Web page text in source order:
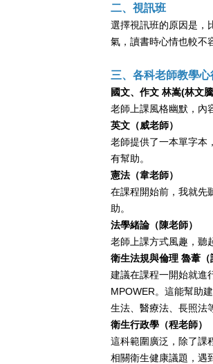
二、視訊班
選擇視訊班的原因是，
氣，讀書時心情也較不
三、各科老師教學心
國文、作文 林嵩(林文
老師上課風格幽默，內
英文（威老師）
老師提供了一本單字本
有幫助。
憲法（韋老師）
在課程開始前，我就先
助。
法學緒論（陳老師）
老師上課方式風趣，聽
衛生法規與倫理 魯葦（
建議在課程一開始就進
MPOWER。這能幫助
生法、醫療法、長照法
衛生行政學（程老師）
這科範圍廣泛，除了課
相關衛生健康議題，遇